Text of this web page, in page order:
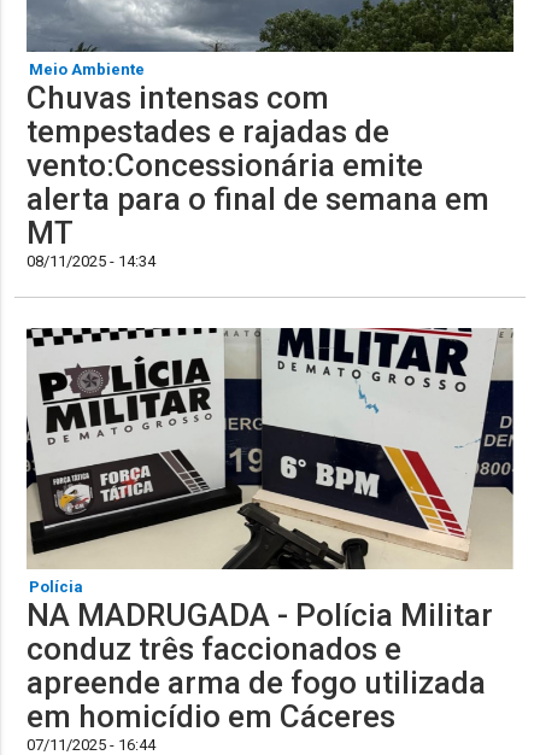
Meio Ambiente
Chuvas intensas com
tempestades e rajadas de
vento:Concessionária emite
alerta para o final de semana em
MT
08/11/2025 - 14:34
Polícia
NA MADRUGADA - Polícia Militar
conduz três faccionados e
apreende arma de fogo utilizada
em homicídio em Cáceres
07/11/2025 - 16:44